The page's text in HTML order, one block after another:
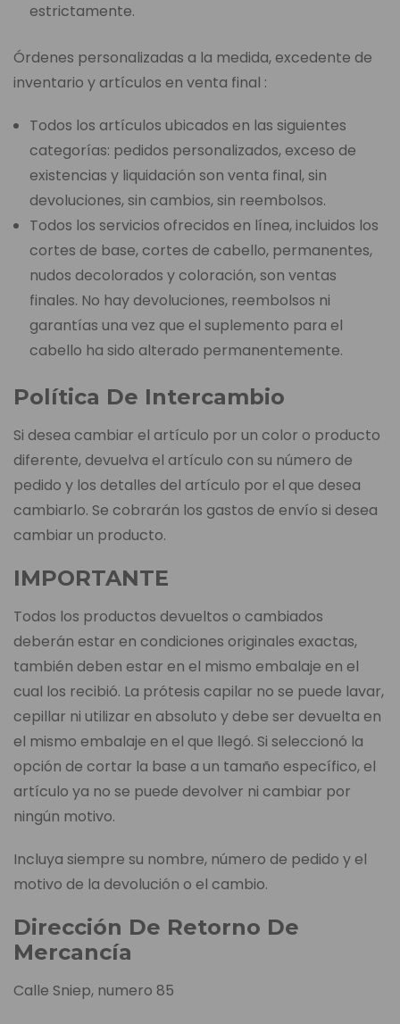
estrictamente.
Órdenes personalizadas a la medida, excedente de
inventario y artículos en venta final :
Todos los artículos ubicados en las siguientes
categorías: pedidos personalizados, exceso de
existencias y liquidación son venta final, sin
devoluciones, sin cambios, sin reembolsos.
Todos los servicios ofrecidos en línea, incluidos los
cortes de base, cortes de cabello, permanentes,
nudos decolorados y coloración, son ventas
finales. No hay devoluciones, reembolsos ni
garantías una vez que el suplemento para el
cabello ha sido alterado permanentemente.
Política De Intercambio
Si desea cambiar el artículo por un color o producto
diferente, devuelva el artículo con su número de
pedido y los detalles del artículo por el que desea
cambiarlo. Se cobrarán los gastos de envío si desea
cambiar un producto.
IMPORTANTE
Todos los productos devueltos o cambiados
deberán estar en condiciones originales exactas,
también deben estar en el mismo embalaje en el
cual los recibió. La prótesis capilar no se puede lavar,
cepillar ni utilizar en absoluto y debe ser devuelta en
el mismo embalaje en el que llegó. Si seleccionó la
opción de cortar la base a un tamaño específico, el
artículo ya no se puede devolver ni cambiar por
ningún motivo.
Incluya siempre su nombre, número de pedido y el
motivo de la devolución o el cambio.
Dirección De Retorno De
Mercancía
Calle Sniep, numero 85